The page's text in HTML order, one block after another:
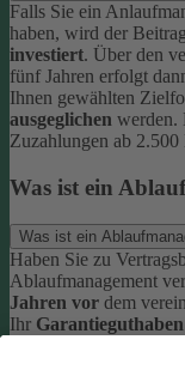
Falls Sie ein
haben, wird der Beitrag
investiert. Über den
fünf Jahren erfolgt
Ihnen gewählten
ausgeglichen werden.
Zuzahlungen ab
Was ist ein
Was ist ein
Haben Sie zu
Ablaufmanagement
Jahren vor dem
Ihr